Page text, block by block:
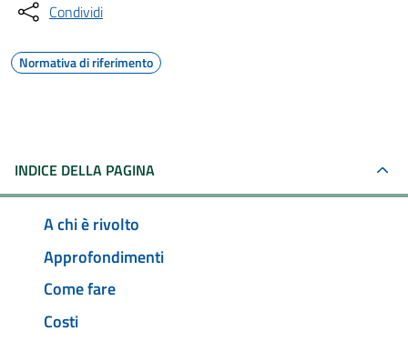
Condividi
Normativa di riferimento
INDICE DELLA PAGINA
A chi è rivolto
Approfondimenti
Come fare
Costi